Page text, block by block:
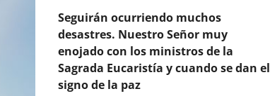
Seguirán ocurriendo muchos
desastres. Nuestro Señor muy
enojado con los ministros de la
Sagrada Eucaristía y cuando se dan el
signo de la paz